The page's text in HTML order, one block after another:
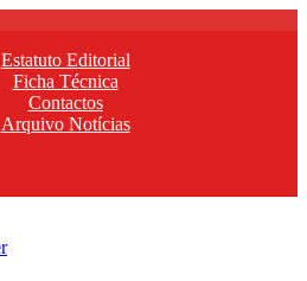
Estatuto Editorial
Ficha Técnica
Contactos
Arquivo Notícias